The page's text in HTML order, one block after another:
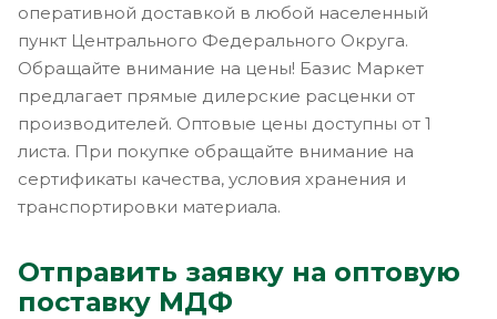
оперативной доставкой в любой населенный
пункт Центрального Федерального Округа.
Обращайте внимание на цены! Базис Маркет
предлагает прямые дилерские расценки от
производителей. Оптовые цены доступны от 1
листа. При покупке обращайте внимание на
сертификаты качества, условия хранения и
транспортировки материала.
Отправить заявку на оптовую
поставку МДФ